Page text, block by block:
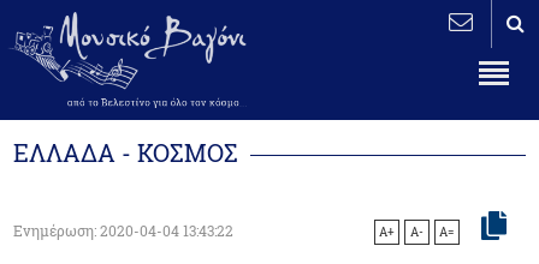
ΕΛΛΑΔΑ - ΚΟΣΜΟΣ
Ενημέρωση: 2020-04-04 13:43:22 A+ A- A=